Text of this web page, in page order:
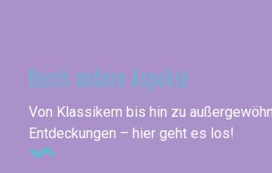
Durch andere Aspekte
Von Klassikern bis hin zu
Entdeckungen – hier geht es los!